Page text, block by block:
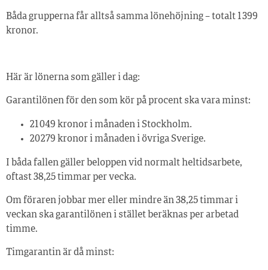
Båda grupperna får alltså samma lönehöjning – totalt 1 399
kronor.
Här är lönerna som gäller i dag:
Garantilönen för den som kör på procent ska vara minst:
21 049 kronor i månaden i Stockholm.
20 279 kronor i månaden i övriga Sverige.
I båda fallen gäller beloppen vid normalt heltidsarbete,
oftast 38,25 timmar per vecka.
Om föraren jobbar mer eller mindre än 38,25 timmar i
veckan ska garantilönen i stället beräknas per arbetad
timme.
Timgarantin är då minst: